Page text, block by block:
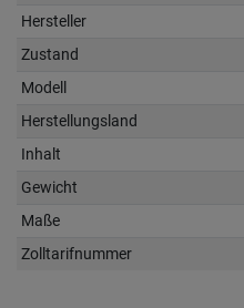
Merkmal
Hersteller
Zustand
Modell
Herstellungsland
Inhalt
Gewicht
Maße
Zolltarifnummer